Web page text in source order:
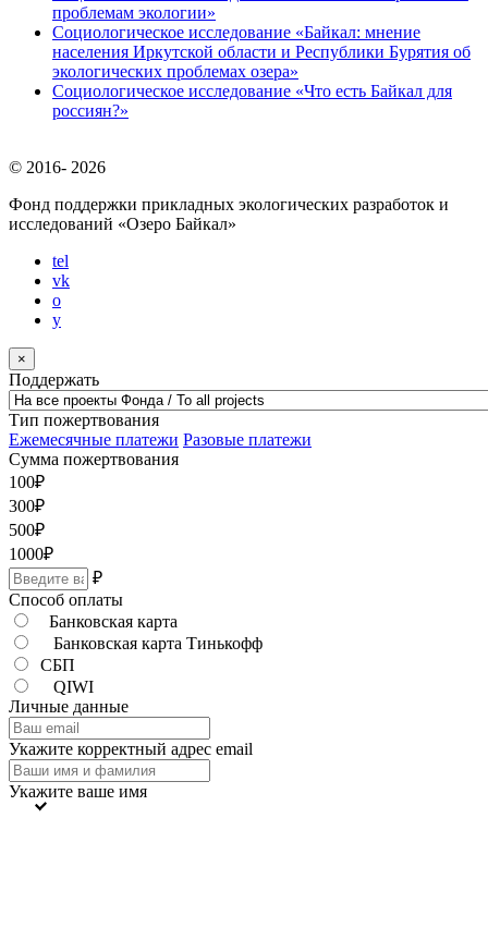
проблемам экологии»
Социологическое исследование «Байкал: мнение
населения Иркутской области и Республики Бурятия об
экологических проблемах озера»
Социологическое исследование «Что есть Байкал для
россиян?»
© 2016- 2026
Фонд поддержки прикладных экологических разработок и
исследований «Озеро Байкал»
tel
vk
o
y
×
Поддержать
Тип пожертвования
Ежемесячные платежи Разовые платежи
Сумма пожертвования
100₽
300₽
500₽
1000₽
₽
Способ оплаты
Банковская карта
Банковская карта Тинькофф
СБП
QIWI
Личные данные
Укажите корректный адрес email
Укажите ваше имя